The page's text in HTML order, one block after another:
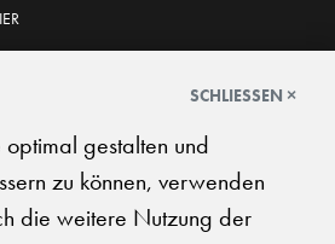
★★
★★
SCHLIESSEN ×
gestalten und
zu können, verwenden
die weitere Nutzung der